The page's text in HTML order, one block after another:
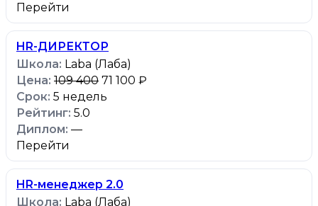
Перейти
HR-ДИРЕКТОР
Laba (Лаба)
109 400 71 100 ₽
5 недель
5.0
—
Перейти
HR-менеджер 2.0
Laba (Лаба)